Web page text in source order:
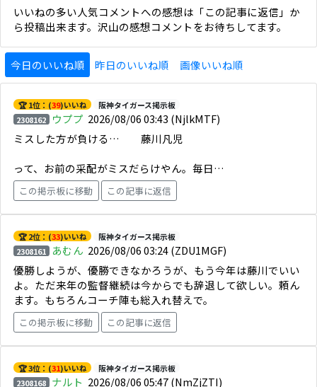
いいねの多い人気コメントへの感想は「この記事に返信」か
ら投稿出来ます。沢山の感想コメントをお待ちしてます。
今日のいいね順 昨日のいいね順 画像いいね順
🏆 1位：(39)いいね
阪神タイガース掲示板
2308162
ウププ 2026/08/06 03:43 (NjlkMTF)
ミスした方が負ける… 藤川凡児
って、お前の采配がミスだらけやん。毎日…
この掲示板に移動 この記事に返信
🏆 2位：(33)いいね
阪神タイガース掲示板
2308161
あむん 2026/08/06 03:24(ZDU1MGF)
優勝しようが、優勝できなかろうが、もう今年は藤川でいい
よ。ただ来年の監督継続は今からでも辞退して欲しい。頼ん
ます。もちろんコーチ陣も総入れ替えで。
この掲示板に移動 この記事に返信
🏆 3位：(31)いいね
阪神タイガース掲示板
2308168 ナルト 2026/08/06 05:47(NmZjZTI)